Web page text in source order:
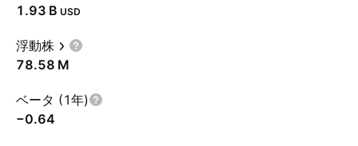
‪1.93 B‬ USD
浮動株
‪78.58 M‬
ベータ (1年)
−0.64